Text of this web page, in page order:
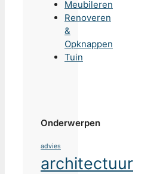
Meubileren
Renoveren
&
Opknappen
Tuin
Onderwerpen
advies
architectuur